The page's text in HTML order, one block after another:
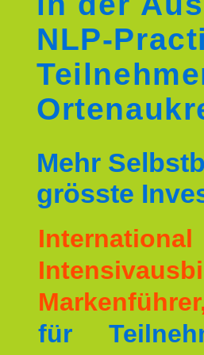
NLP-
Mehr
grösste
für